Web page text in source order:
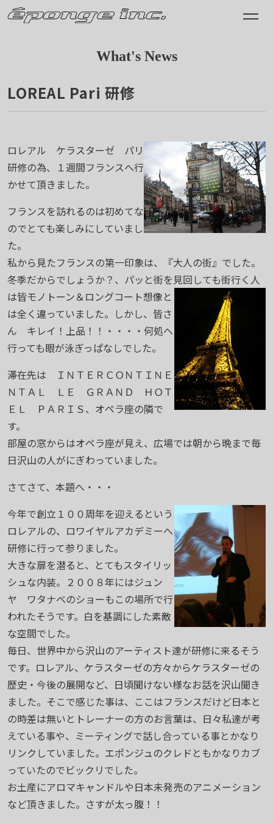
What's News
LOREAL Pari 研修
ロレアル ケラスターゼ パリ
研修の為、１週間フランスへ行
かせて頂きました。
フランスを訪れるのは初めてな
のでとても楽しみにしていまし
た。
私から見たフランスの第一印象は、『大人の街』でした。
冬季だからでしょうか？、パッと街を見回しても街行く人
は皆モノトーン＆ロングコート想像と
は全く違っていました。しかし、皆さ
ん キレイ！上品！！・・・・何処へ
行っても眼が泳ぎっぱなしでした。
滞在先は ＩＮＴＥＲＣＯＮＴＩＮＥ
ＮＴＡＬ ＬＥ ＧＲＡＮＤ ＨＯＴ
ＥＬ ＰＡＲＩＳ、オペラ座の隣で
す。
部屋の窓からはオペラ座が見え、広場では朝から晩まで毎
日沢山の人がにぎわっていました。
さてさて、本題へ・・・
今年で創立１００周年を迎えるという
ロレアルの、ロワイヤルアカデミーへ
研修に行って参りました。
大きな扉を潜ると、とてもスタイリッ
シュな内装。２００８年にはジュン
ヤ ワタナベのショーもこの場所で行
われたそうです。白を基調にした素敵
な空間でした。
毎日、世界中から沢山のアーティスト達が研修に来るそう
です。ロレアル、ケラスターゼの方々からケラスターゼの
歴史・今後の展開など、日頃聞けない様なお話を沢山聞き
ました。そこで感じた事は、ここはフランスだけど日本と
の時差は無いとトレーナーの方のお言葉は、日々私達が考
えている事や、ミーティングで話し合っている事とかなり
リンクしていました。エポンジュのクレドともかなりカブ
っていたのでビックリでした。
お土産にアロマキャンドルや日本未発売のアニメーション
など頂きました。さすが太っ腹！！